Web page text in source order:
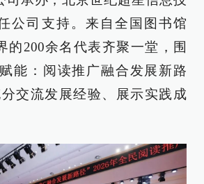
公司支持。来自全国图书馆
的200余名代表齐聚一堂，围
能：阅读推广融合发展新路
交流发展经验、展示实践成